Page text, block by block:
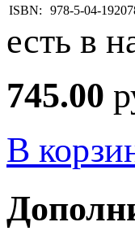
ISBN:
978-5-04-
есть в
745.00
В